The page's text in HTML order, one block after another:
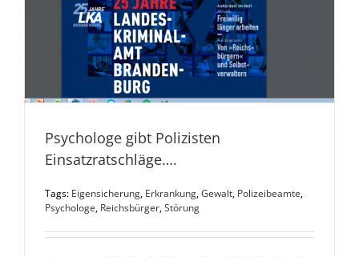
Psychologe gibt Polizisten
Einsatzratschläge….
Tags: Eigensicherung, Erkrankung,Gewalt, Polizeibeamte,
Psychologe, Reichsbürger,Störung